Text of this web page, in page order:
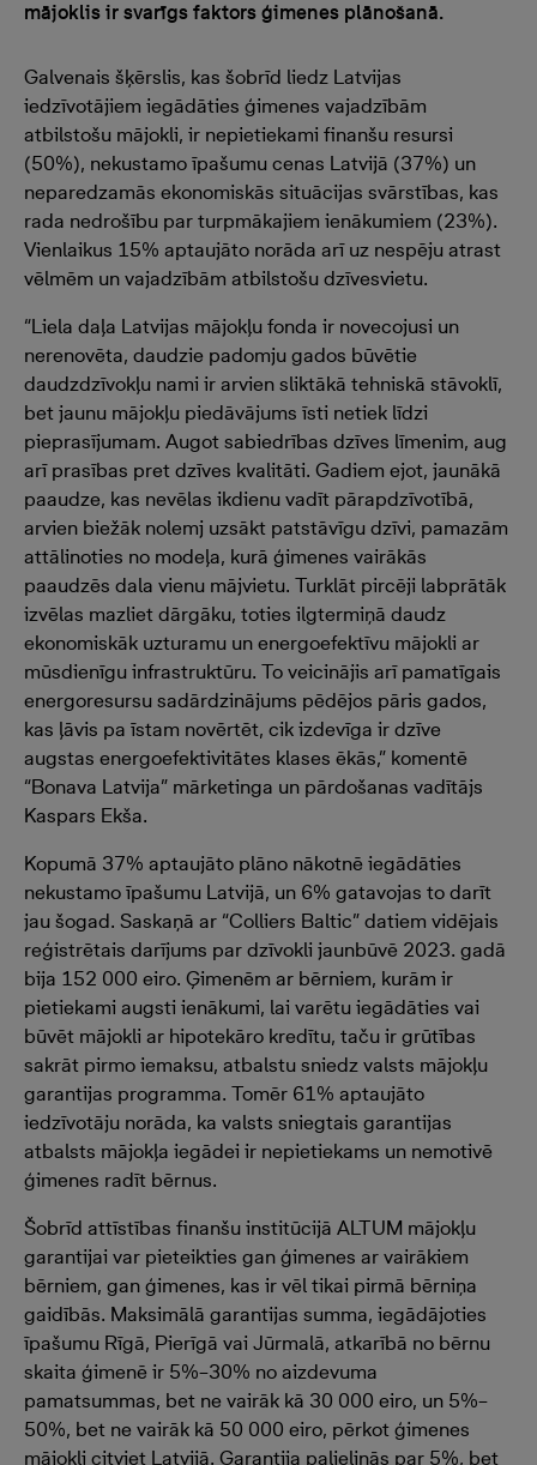
mājoklis ir svarīgs faktors ģimenes plānošanā.
Galvenais šķērslis, kas šobrīd liedz Latvijas
iedzīvotājiem iegādāties ģimenes vajadzībām
atbilstošu mājokli, ir nepietiekami finanšu resursi
(50%), nekustamo īpašumu cenas Latvijā (37%) un
neparedzamās ekonomiskās situācijas svārstības, kas
rada nedrošību par turpmākajiem ienākumiem (23%).
Vienlaikus 15% aptaujāto norāda arī uz nespēju atrast
vēlmēm un vajadzībām atbilstošu dzīvesvietu.
“Liela daļa Latvijas mājokļu fonda ir novecojusi un
nerenovēta, daudzie padomju gados būvētie
daudzdzīvokļu nami ir arvien sliktākā tehniskā stāvoklī,
bet jaunu mājokļu piedāvājums īsti netiek līdzi
pieprasījumam. Augot sabiedrības dzīves līmenim, aug
arī prasības pret dzīves kvalitāti. Gadiem ejot, jaunākā
paaudze, kas nevēlas ikdienu vadīt pārapdzīvotībā,
arvien biežāk nolemj uzsākt patstāvīgu dzīvi, pamazām
attālinoties no modeļa, kurā ģimenes vairākās
paaudzēs dala vienu mājvietu. Turklāt pircēji labprātāk
izvēlas mazliet dārgāku, toties ilgtermiņā daudz
ekonomiskāk uzturamu un energoefektīvu mājokli ar
mūsdienīgu infrastruktūru. To veicinājis arī pamatīgais
energoresursu sadārdzinājums pēdējos pāris gados,
kas ļāvis pa īstam novērtēt, cik izdevīga ir dzīve
augstas energoefektivitātes klases ēkās,” komentē
“Bonava Latvija” mārketinga un pārdošanas vadītājs
Kaspars Ekša.
Kopumā 37% aptaujāto plāno nākotnē iegādāties
nekustamo īpašumu Latvijā, un 6% gatavojas to darīt
jau šogad. Saskaņā ar “Colliers Baltic” datiem vidējais
reģistrētais darījums par dzīvokli jaunbūvē 2023. gadā
bija 152 000 eiro. Ģimenēm ar bērniem, kurām ir
pietiekami augsti ienākumi, lai varētu iegādāties vai
būvēt mājokli ar hipotekāro kredītu, taču ir grūtības
sakrāt pirmo iemaksu, atbalstu sniedz valsts mājokļu
garantijas programma. Tomēr 61% aptaujāto
iedzīvotāju norāda, ka valsts sniegtais garantijas
atbalsts mājokļa iegādei ir nepietiekams un nemotivē
ģimenes radīt bērnus.
Šobrīd attīstības finanšu institūcijā ALTUM mājokļu
garantijai var pieteikties gan ģimenes ar vairākiem
bērniem, gan ģimenes, kas ir vēl tikai pirmā bērniņa
gaidībās. Maksimālā garantijas summa, iegādājoties
īpašumu Rīgā, Pierīgā vai Jūrmalā, atkarībā no bērnu
skaita ģimenē ir 5%–30% no aizdevuma
pamatsummas, bet ne vairāk kā 30 000 eiro, un 5%–
50%, bet ne vairāk kā 50 000 eiro, pērkot ģimenes
mājokli citviet Latvijā. Garantija palielinās par 5%, bet